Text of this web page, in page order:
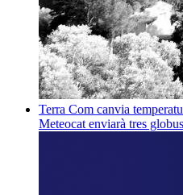
Terra Com canvia
Meteocat enviarà tres